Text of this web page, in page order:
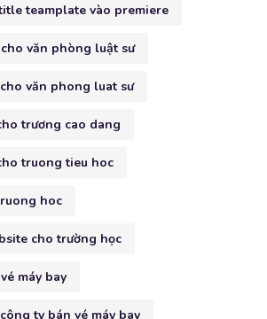
teamplate vào premiere
văn phòng luật sư
văn phong luat sư
trương cao dang
truong tieu hoc
hoc
cho trường học
máy bay
ty bán vé máy bay